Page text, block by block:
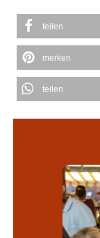
teilen
merken
teilen